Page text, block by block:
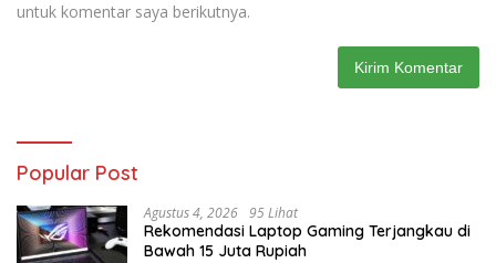
untuk komentar saya berikutnya.
Popular Post
Agustus 4, 2026 95 Lihat
Rekomendasi Laptop Gaming Terjangkau di
Bawah 15 Juta Rupiah